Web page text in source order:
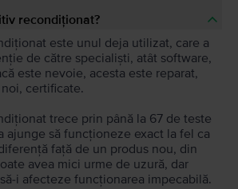
recondiționat?
este unul deja utilizat, care a
de către specialiști, atât software,
este nevoie, acesta este reparat,
certificate.
trece prin până la 67 de teste
ajunge să funcționeze exact la fel ca
față de un produs nou, din
avea mici urme de uzură, dar
i afecteze funcționarea impecabilă.